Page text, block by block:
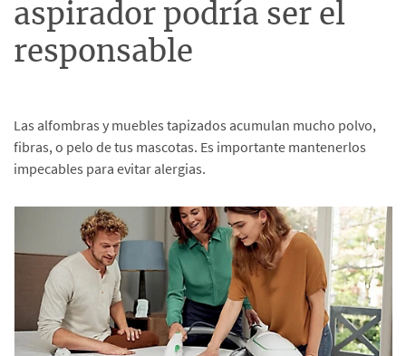
aspirador podría ser el
responsable
Las alfombras y muebles tapizados acumulan mucho polvo,
fibras, o pelo de tus mascotas. Es importante mantenerlos
impecables para evitar alergias.